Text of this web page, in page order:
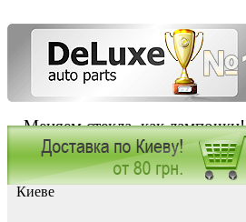
Меняем стекла, как лампочки!
Заказать установку автостекла в
Киеве